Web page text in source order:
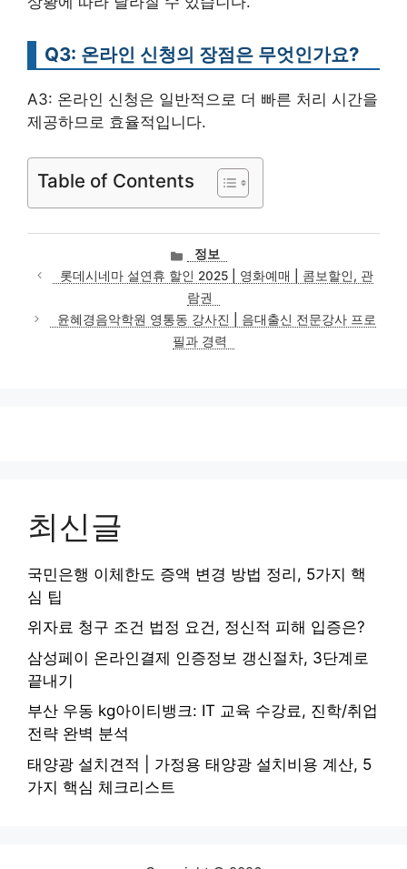
Q3: 온라인 신청의 장점은 무엇인가요?
A3: 온라인 신청은 일반적으로 더 빠른 처리 시간을
제공하므로 효율적입니다.
Table of Contents
카
테
고
리
정보
롯데시네마 설연휴 할인 2025 | 영화예매 | 콤보할인, 관
람권
윤혜경음악학원 영통동 강사진 | 음대출신 전문강사 프로
필과 경력
최신글
국민은행 이체한도 증액 변경 방법 정리, 5가지 핵
심 팁
위자료 청구 조건 법정 요건, 정신적 피해 입증은?
삼성페이 온라인결제 인증정보 갱신절차, 3단계로
끝내기
부산 우동 kg아이티뱅크: IT 교육 수강료, 진학/취업
전략 완벽 분석
태양광 설치견적 | 가정용 태양광 설치비용 계산, 5
가지 핵심 체크리스트